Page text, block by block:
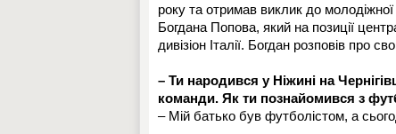
року та отримав виклик до
Богдана Попова, який на позиції
дивізіон Італії. Богдан розповів про
– Ти народився у Ніжині на
команди. Як ти познайомився з
– Мій батько був футболістом, а